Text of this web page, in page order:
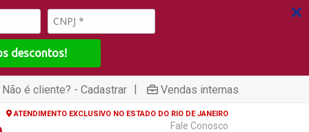
descontos!
Não é cliente? - Cadastrar | Vendas internas
ATENDIMENTO EXCLUSIVO NO ESTADO DO RIO DE JANEIRO
Fale Conosco